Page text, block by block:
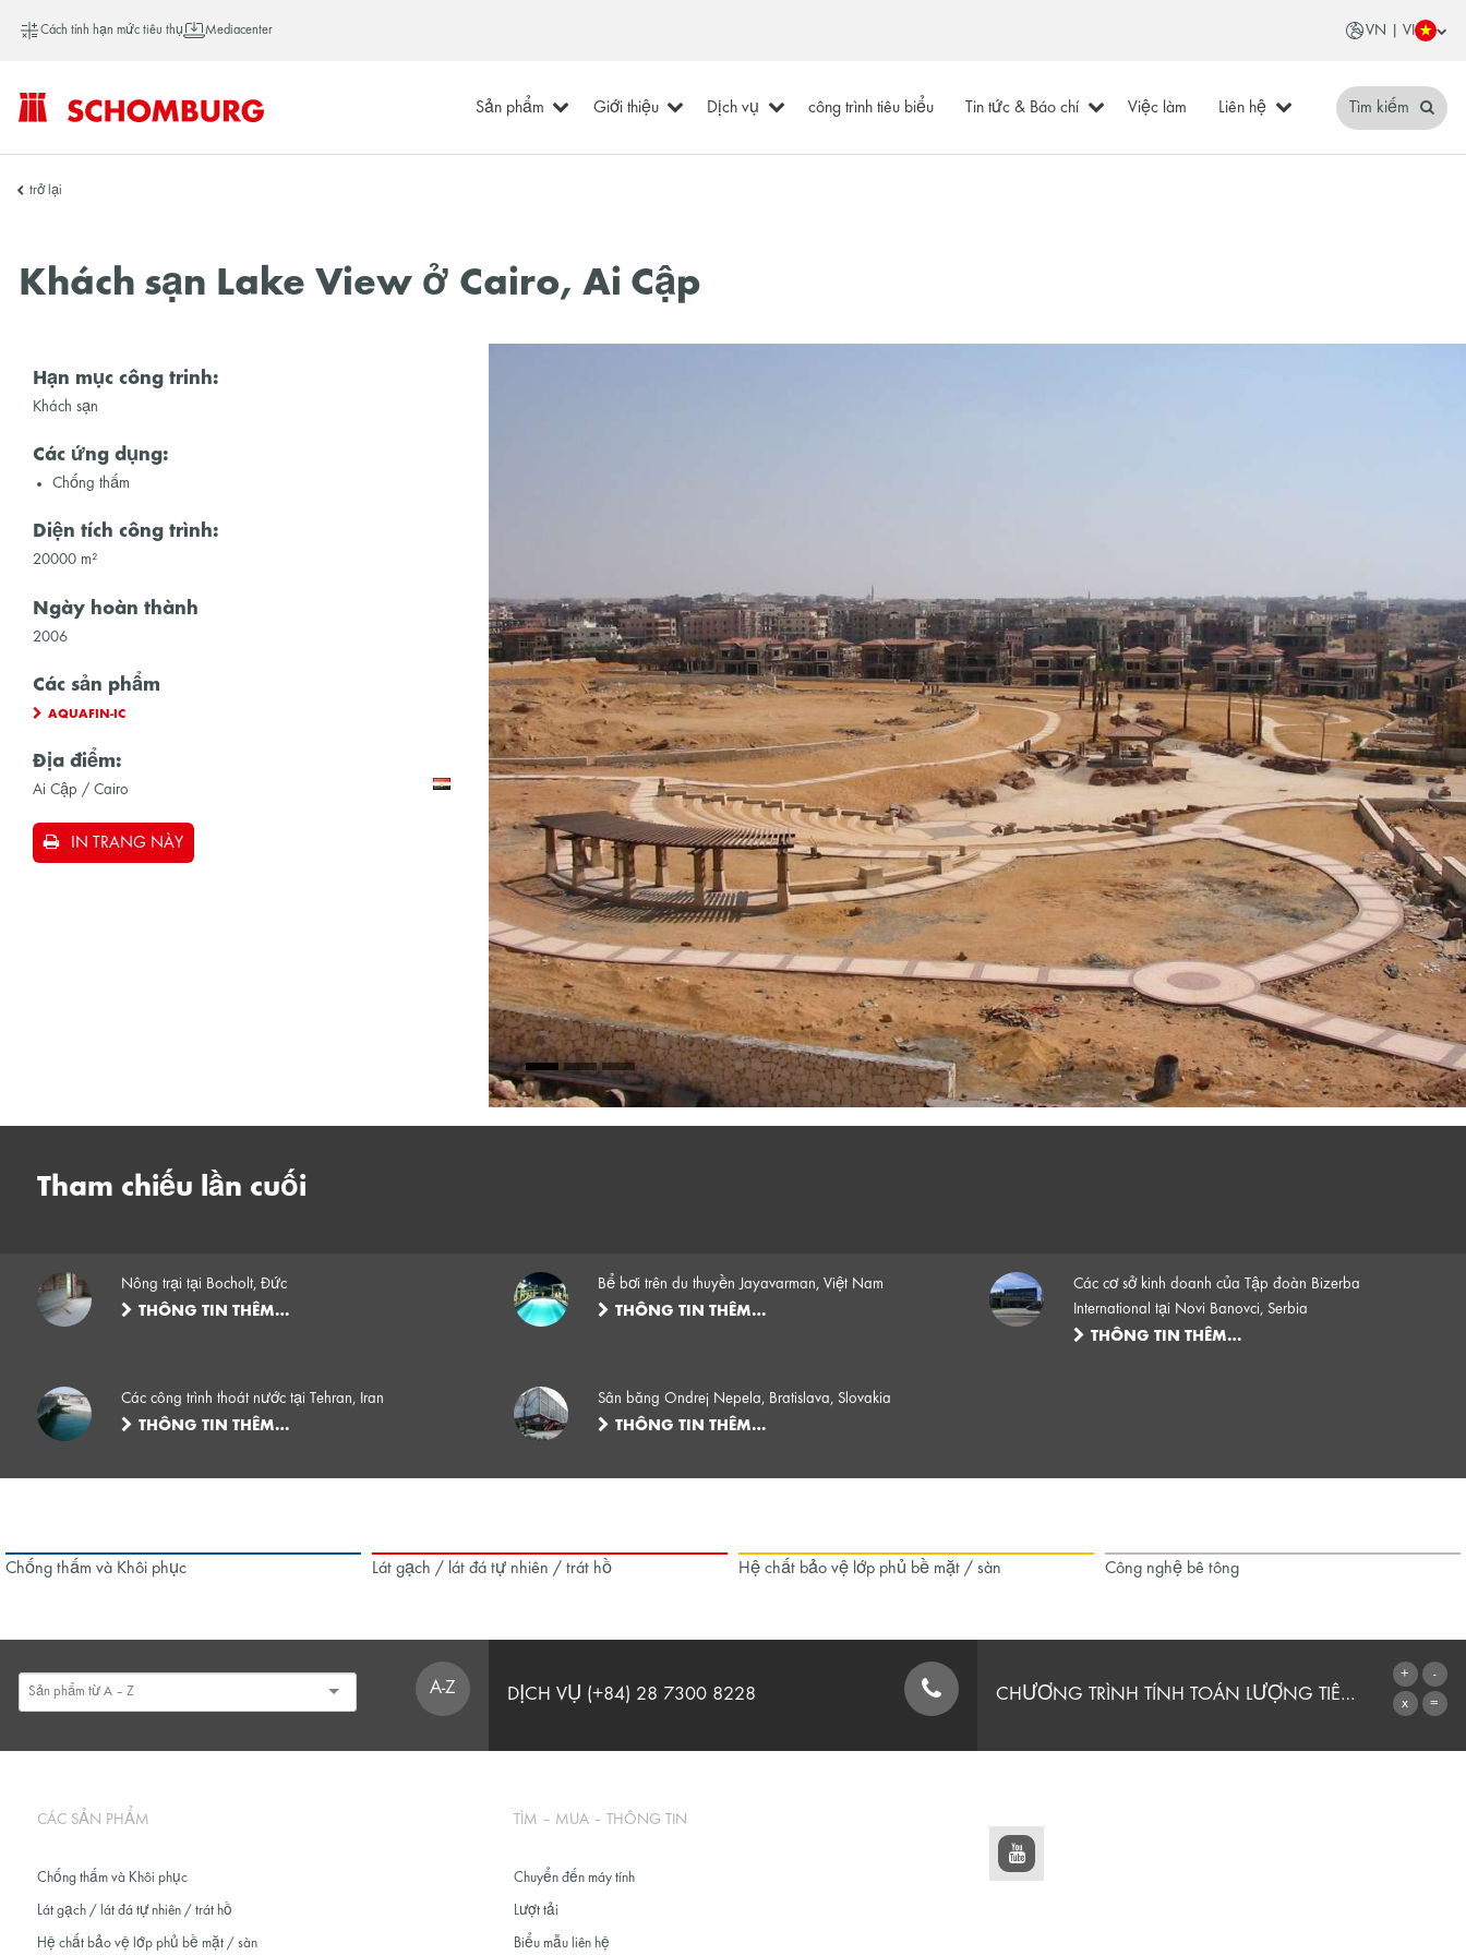
Cách tính hạn mức tiêu thụ Mediacenter VN | VI
SCHOMBURG
Sản phẩm Giới thiệu Dịch vụ công trình tiêu biểu Tin tức & Báo chí Việc làm Liên hệ Tìm kiếm
trở lại
Khách sạn Lake View ở Cairo, Ai Cập
Hạn mục công trinh:
Khách sạn
Các ứng dụng:
Chống thấm
Diện tích công trình:
20000 m²
Ngày hoàn thành
2006
Các sản phẩm
AQUAFIN-IC
Địa điểm:
Ai Cập / Cairo
IN TRANG NÀY
Tham chiếu lần cuối
Nông trại tại Bocholt, Đức
THÔNG TIN THÊM…
Bể bơi trên du thuyền Jayavarman, Việt Nam
THÔNG TIN THÊM…
Các cơ sở kinh doanh của Tập đoàn Bizerba
International tại Novi Banovci, Serbia
THÔNG TIN THÊM…
Các công trình thoát nước tại Tehran, Iran
THÔNG TIN THÊM…
Sân băng Ondrej Nepela, Bratislava, Slovakia
THÔNG TIN THÊM…
Chống thấm và Khôi phục Lát gạch / lát đá tự nhiên / trát hồ Hệ chất bảo vệ lớp phủ bề mặt / sàn Công nghệ bê tông
A-Z DỊCH VỤ (+84) 28 7300 8228 CHƯƠNG TRÌNH TÍNH TOÁN LƯỢNG TIÊU THỤ
CÁC SẢN PHẨM
Chống thấm và Khôi phục
Lát gạch / lát đá tự nhiên / trát hồ
Hệ chất bảo vệ lớp phủ bề mặt / sàn
TÌM – MUA – THÔNG TIN
Chuyển đến máy tính
Lượt tải
Biểu mẫu liên hệ